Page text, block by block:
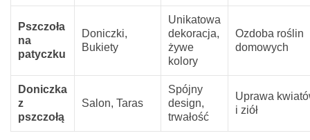
Pszczoła
na
patyczku
Doniczki,
Bukiety
Unikatowa
dekoracja,
żywe
kolory
Ozdoba roślin
domowych
Doniczka
z
pszczołą
Salon, Taras
Spójny
design,
trwałość
Uprawa
i ziół